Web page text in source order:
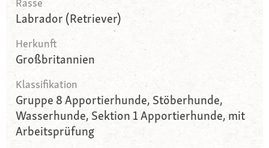
Labrador (Retriever)
Herkunft
Großbritannien
Klassifikation
Gruppe 8 Apportierhunde, Stöberhunde,
Wasserhunde, Sektion 1 Apportierhunde, mit
Arbeitsprüfung